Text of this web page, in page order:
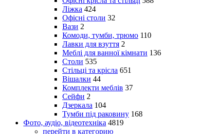
Ліжка 424
Офісні столи 32
Вази 2
Комоди, тумби, трюмо 110
Лавки для взуття 2
Меблі для ванної кімнати 136
Столи 535
Стільці та крісла 651
Вішалки 44
Комплекти меблів 37
Сейфи 2
Дзеркала 104
Тумби під раковину 168
Фото, аудіо, відеотехніка 4819
перейти в категорию